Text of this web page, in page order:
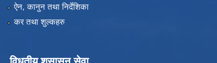
ऐन, कानुन तथा निर्देशिका
कर तथा शुल्कहरु